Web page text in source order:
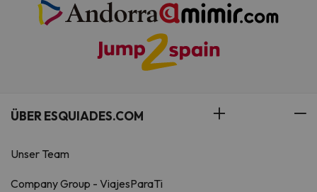
ÜBER ESQUIADES.COM
Unser Team
Company Group - ViajesParaTi